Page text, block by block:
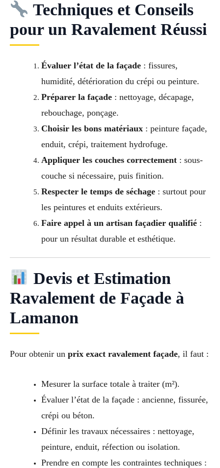
Techniques et Conseils
pour un Ravalement Réussi
Évaluer l’état de la façade: fissures,
humidité, détérioration du crépi ou peinture.
Préparer la façade: nettoyage, décapage,
rebouchage, ponçage.
Choisir les bons matériaux: peinture façade,
enduit, crépi, traitement hydrofuge.
Appliquer les couches correctement: sous-
couche si nécessaire, puis finition.
Respecter le temps de séchage: surtout pour
les peintures et enduits extérieurs.
Faire appel à un artisan façadier qualifié:
pour un résultat durable et esthétique.
Devis et Estimation
Ravalement de Façade à
Lamanon
Pour obtenir un prix exact ravalement façade, il faut :
Mesurer la surface totale à traiter (m²).
Évaluer l’état de la façade : ancienne, fissurée,
crépi ou béton.
Définir les travaux nécessaires : nettoyage,
peinture, enduit, réfection ou isolation.
Prendre en compte les contraintes techniques :